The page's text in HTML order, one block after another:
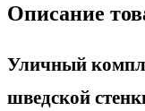
Описание
Уличный
шведской